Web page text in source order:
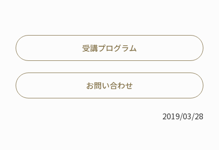
受講プログラム
お問い合わせ
2019/03/28